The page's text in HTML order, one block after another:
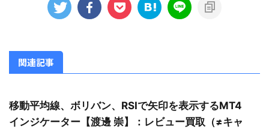
関連記事
移動平均線、ボリバン、RSIで矢印を表示するMT4
インジケーター【渡邊 崇】：レビュー買取（≠キャ